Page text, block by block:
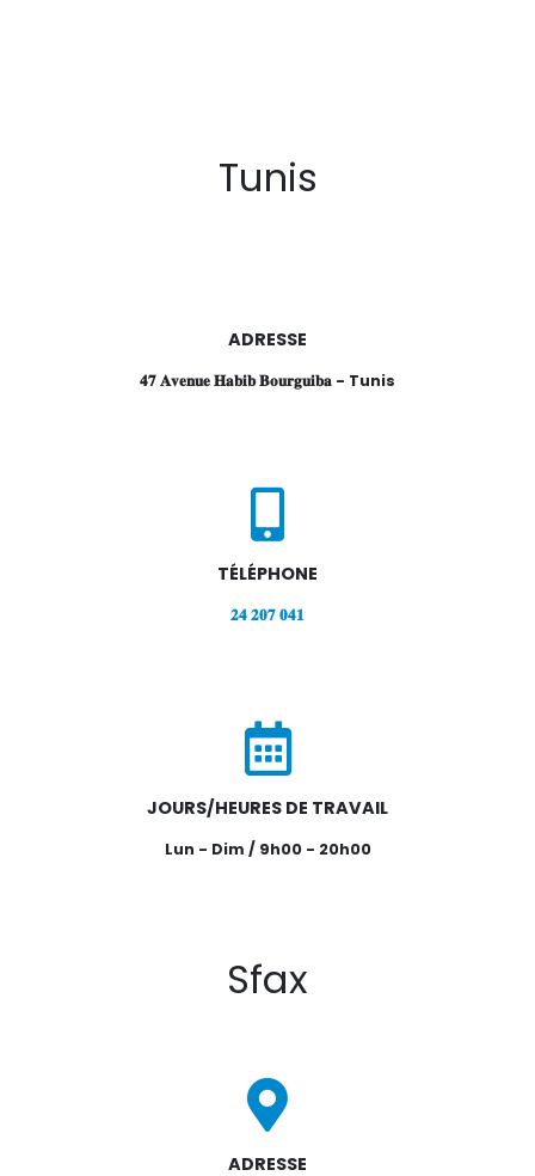
Tunis
ADRESSE
𝟒𝟕 𝐀𝐯𝐞𝐧𝐮𝐞 𝐇𝐚𝐛𝐢𝐛 𝐁𝐨𝐮𝐫𝐠𝐮𝐢𝐛𝐚 - Tunis
TÉLÉPHONE
𝟐𝟒 𝟐𝟎𝟕 𝟎𝟒𝟏
JOURS/HEURES DE TRAVAIL
Lun - Dim / 9h00 - 20h00
Sfax
ADRESSE